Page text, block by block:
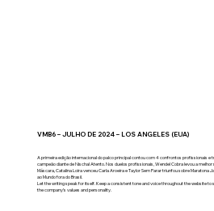
VMB6 – JULHO DE 2024 – LOS ANGELES (EUA)
A primeira edição internacional do palco principal contou com 4 confrontos profissionais e
campeão diante de Nischal Atento. Nos duelos profissionais, Wendel Cobra levou a
Máscara, Catalina Loira venceu Carla Aroeira e Taylor Sem Parar triunfou sobre Maratona
ao Mundo fora do Brasil.
Let the writing speak for itself. Keep a consistent tone and voice throughout the website
the company’s values and personality.